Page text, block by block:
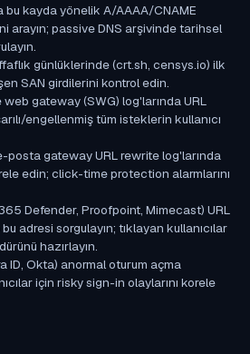
bu kayda yönelik A/AAAA/CNAME
arayın; passive DNS arşivinde tarihsel
günlüklerinde (crt.sh, censys.io) ilk
SAN girdilerini kontrol edin.
gateway (SWG) log'larında URL
engellenmiş tüm isteklerin kullanıcı
posta gateway URL rewrite log'larında
edin; click-time protection alarmlarını
Defender, Proofpoint, Mimecast) URL
adresi sorgulayın; tıklayan kullanıcılar
hazırlayın.
ID, Okta) anormal oturum açma
için risky sign-in olaylarını korele